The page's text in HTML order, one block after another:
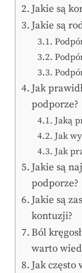
Jakie są
Jakie są
Jak
podporze?
Jaką
Jak
Jak
Jakie są
podporze?
Jakie są
kontuzji?
Ból
warto
Jak często